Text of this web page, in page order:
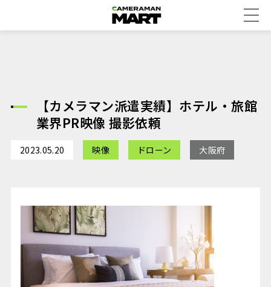
【カメラマン派遣実績】ホテル・旅館
業界PR映像 撮影依頼
2023.05.20 映像 ドローン 大阪府